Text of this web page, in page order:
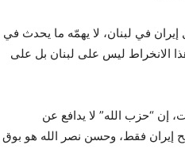
في لبنان، لا يهمّه ما يحدث في
الانخراط ليس على لبنان بل على
إن “حزب الله” لا يدافع عن
إيران فقط، وحسن نصر الله هو بوق